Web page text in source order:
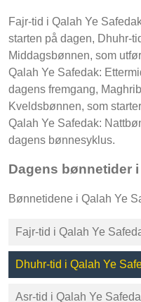
Fajr-tid i Qalah Ye
starten på dagen, Dhuhr-
Middagsbønnen, som
Qalah Ye Safedak:
dagens fremgang,
Kveldsbønnen, som
Qalah Ye Safedak:
dagens bønnesyklus.
Dagens bønnetider
Bønnetidene i Qalah Ye
Fajr-tid i Qalah Ye
Dhuhr-tid i Qalah Ye
Asr-tid i Qalah Ye